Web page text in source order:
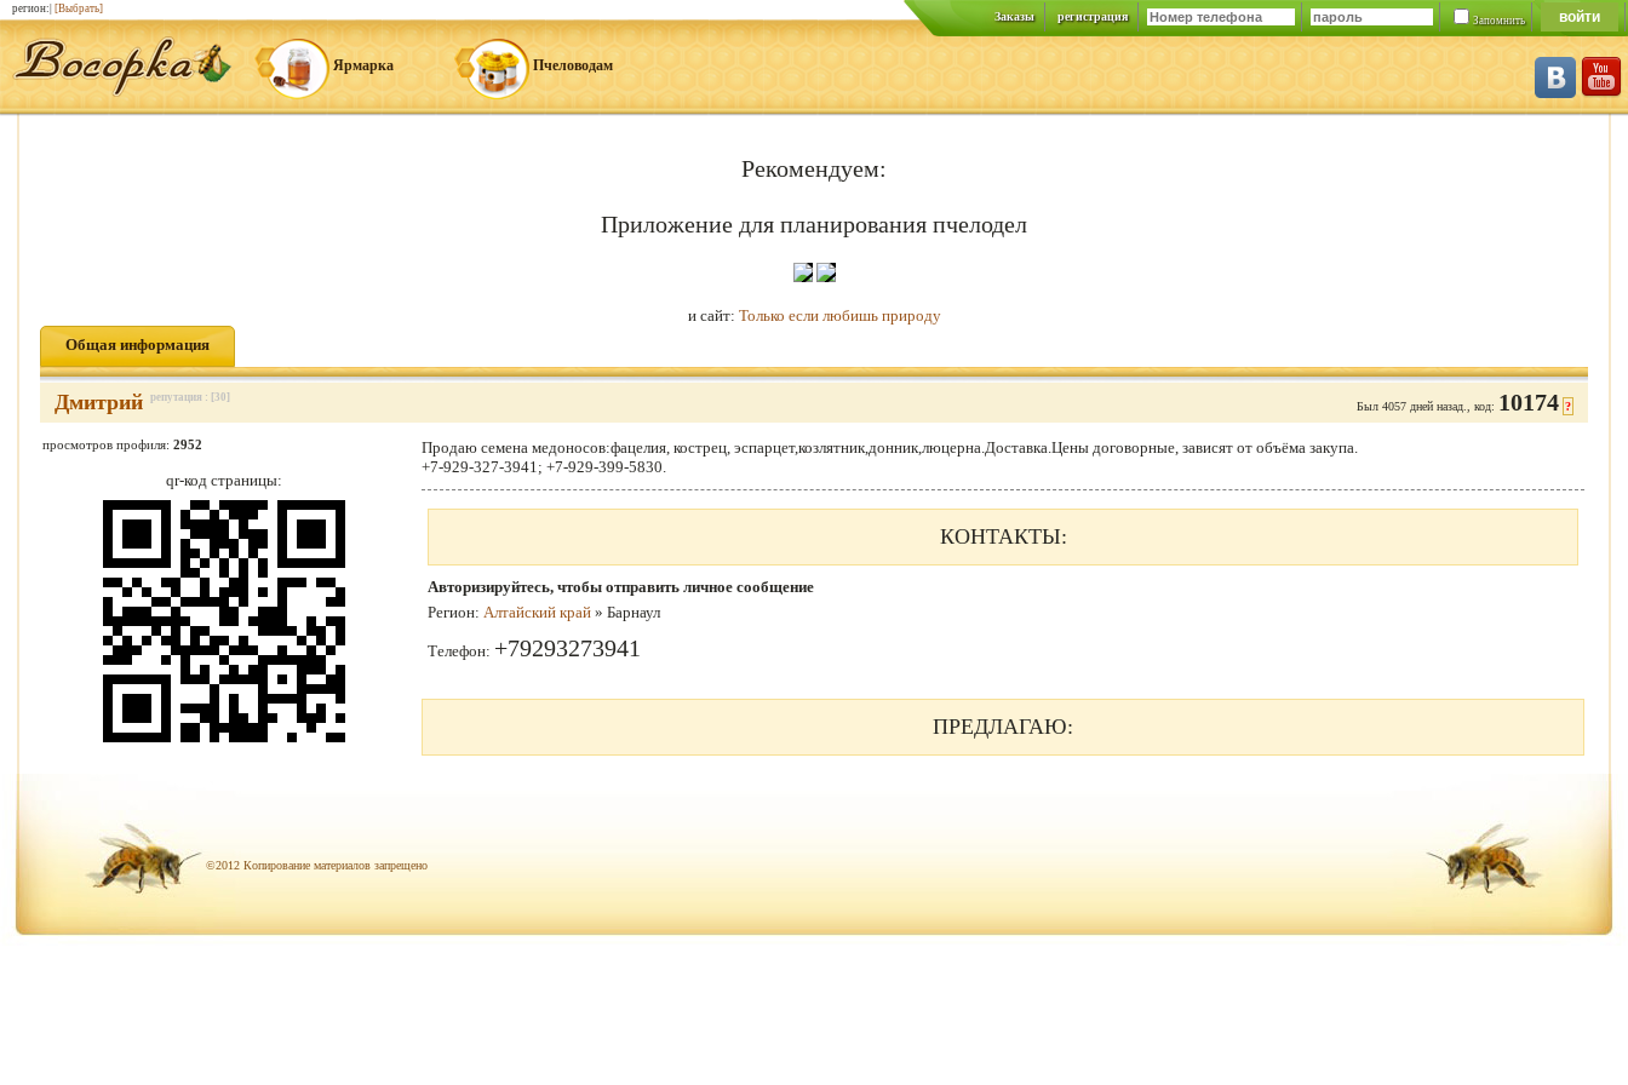
Ярмарка Пчеловодам
Заказы регистрация Запомнить
Рекомендуем:
Приложение для планирования пчелодел
и сайт: Только если любишь природу
Общая информация
Дмитрий репутация : [30]
Был 4057 дней назад., код: 10174 ?
просмотров профиля: 2952
qr-код страницы:
Продаю семена медоносов:фацелия, кострец, эспарцет,козлятник,донник,люцерна.Доставка.Цены договорные, зависят от объёма закупа.
+7-929-327-3941; +7-929-399-5830.
КОНТАКТЫ:
Авторизируйтесь, чтобы отправить личное сообщение
Регион: Алтайский край » Барнаул
Телефон: +79293273941
ПРЕДЛАГАЮ:
©2012 Копирование материалов запрещено
регион:| [Выбрать]